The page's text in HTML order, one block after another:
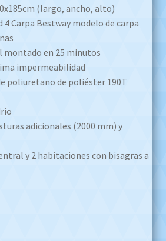
(largo, ancho, alto)
4 Carpa Bestway modelo de carpa
montado en 25 minutos
impermeabilidad
poliuretano de poliéster 190T
adicionales (2000 mm) y
y 2 habitaciones con bisagras a